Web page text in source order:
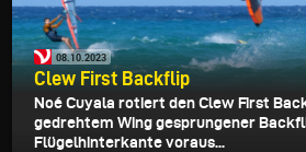
08.10.2023
Clew First Backflip
Noé Cuyala rotiert den Clew First
gedrehtem Wing gesprungener
Flügelhinterkante voraus...